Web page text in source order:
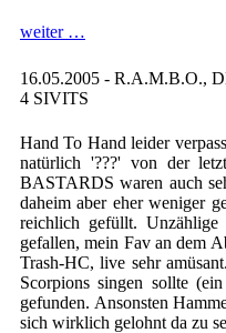
weiter …
16.05.2005 - R.A.M.B.O.,
4 SIVITS
Hand To Hand leider
natürlich '???' von der
BASTARDS waren auch
daheim aber eher weniger
reichlich gefüllt.
gefallen, mein Fav an dem
Trash-HC, live sehr
Scorpions singen sollte
gefunden. Ansonsten
sich wirklich gelohnt da zu